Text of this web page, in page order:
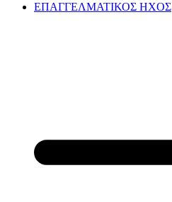
ΕΠΑΓΓΕΛΜΑΤΙΚΟΣ ΗΧΟΣ